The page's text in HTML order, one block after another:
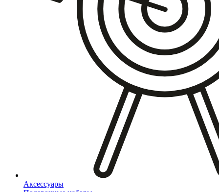
Аксессуары